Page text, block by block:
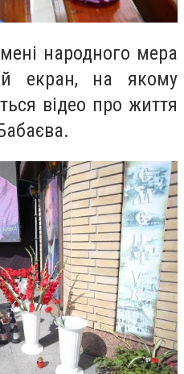
народного мера
екран, на якому
відео про життя